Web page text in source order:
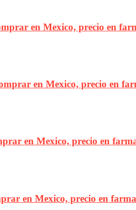
en Mexico, precio en
en Mexico, precio en
en Mexico, precio en
en Mexico, precio en